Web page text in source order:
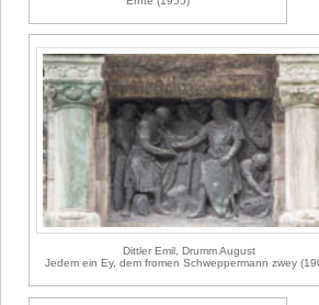
Dittler Emil, Drumm August
Jedem ein Ey, dem fromen Schweppermann zwey